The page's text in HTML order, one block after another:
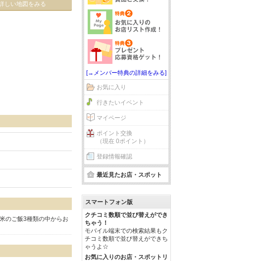
しい地図をみる
のご飯3種類の中からお
[→メンバー特典の詳細をみる]
お気に入り
行きたいイベント
マイページ
ポイント交換
（現在 0ポイント）
登録情報確認
最近見たお店・スポット
スマートフォン版
クチコミ数順で並び替えができ
ちゃう！
モバイル端末での検索結果もク
チコミ数順で並び替えができち
ゃうよ☆
お気に入りのお店・スポットリ